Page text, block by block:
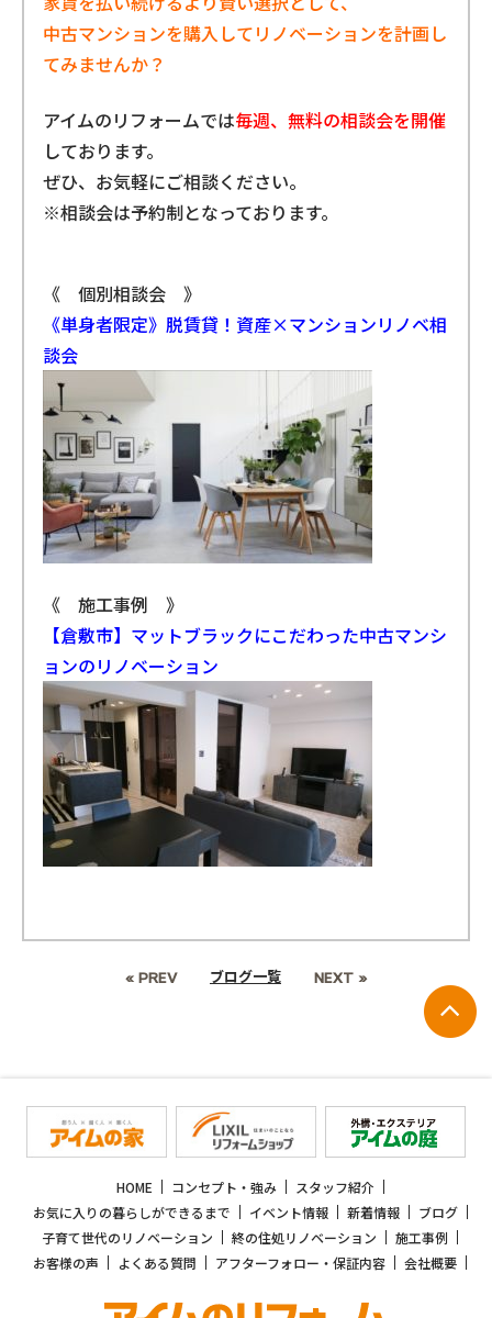
中古マンションを購入してリノベーションを計画し
てみませんか？
アイムのリフォームでは毎週、無料の相談会を開催
しております。
ぜひ、お気軽にご相談ください。
※相談会は予約制となっております。
《個別相談会 》
《単身者限定》脱賃貸！資産×マンションリノベ相
談会
《 施工事例 》
【倉敷市】マットブラックにこだわった中古マンシ
ョンのリノベーション
« PREV ブログ一覧 NEXT »
HOME コンセプト・強み
スタッフ紹介
お気に入りの暮らしができるまで
イベント情報 新着情報
ブログ
子育て世代のリノベーション
終の住処リノベーション
施工事例
お客様の声
よくある質問 アフターフォロー・保証内容 会社概要